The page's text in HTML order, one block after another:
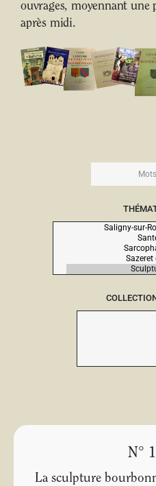
ouvrages, moyennant une
après midi.
N°
La sculpture